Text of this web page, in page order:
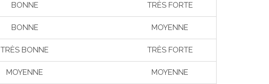
BONNE TRÈS FORTE
BONNE MOYENNE
TRÈS BONNE TRÈS FORTE
MOYENNE MOYENNE